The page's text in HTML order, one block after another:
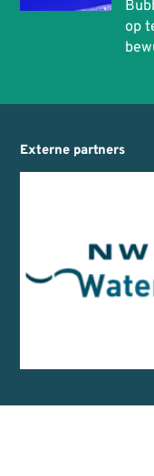
op
Externe partners